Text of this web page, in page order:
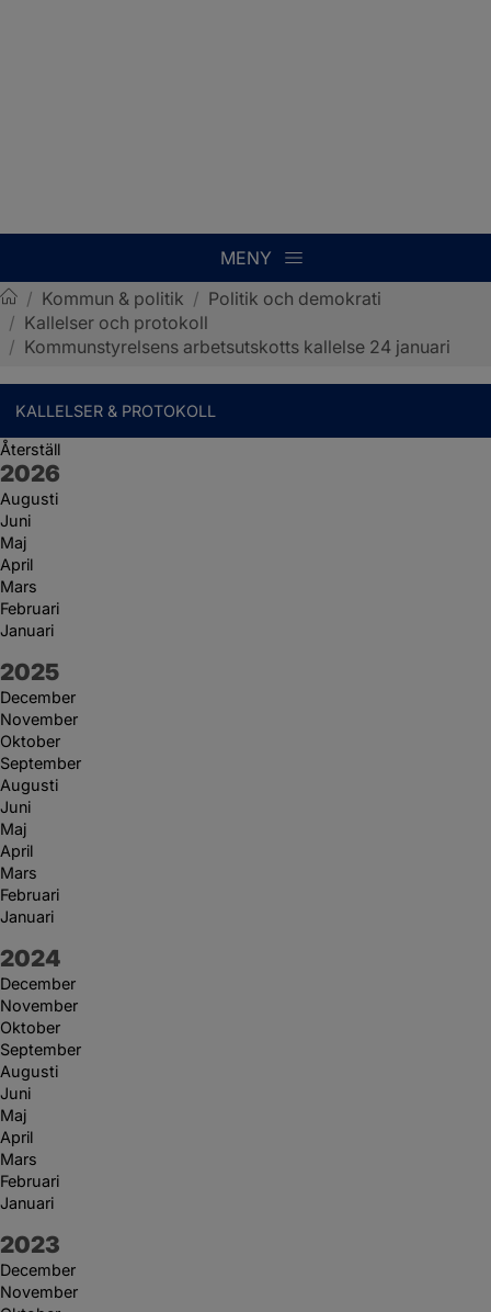
MENY
Sotenäs kommun
/ Kommun & politik / Politik och demokrati
/ Kallelser och protokoll
/ Kommunstyrelsens arbetsutskotts kallelse 24 januari
KALLELSER & PROTOKOLL
Återställ
År:
2026
Augusti
Juni
Maj
April
Mars
Februari
Januari
År:
2025
December
November
Oktober
September
Augusti
Juni
Maj
April
Mars
Februari
Januari
År:
2024
December
November
Oktober
September
Augusti
Juni
Maj
April
Mars
Februari
Januari
År:
2023
December
November